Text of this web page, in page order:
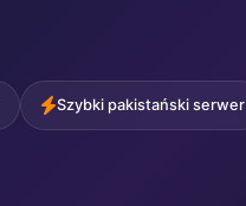
Szybki pakistański serwer